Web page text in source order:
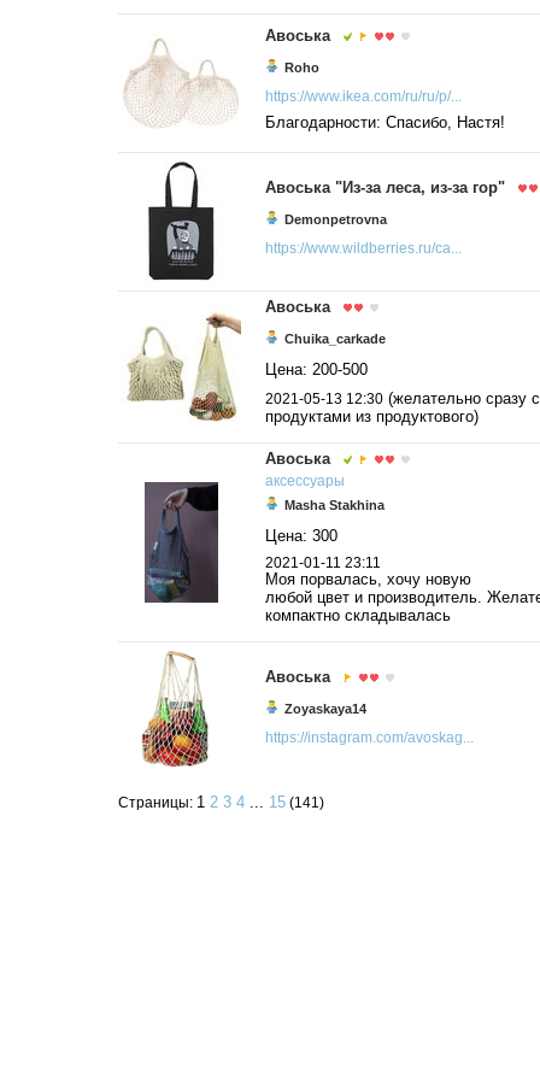
Авоська
Roho
https://www.ikea.com/ru/ru/p/...
Благодарности: Спасибо, Настя!
Авоська "Из-за леса, из-за гор"
Demonpetrovna
https://www.wildberries.ru/ca...
Авоська
Chuika_carkade
Цена: 200-500
2021-05-13 12:30 (желательно сразу с
продуктами из продуктового)
Авоська
аксессуары
Masha Stakhina
Цена: 300
2021-01-11 23:11
Моя порвалась, хочу новую
любой цвет и производитель.
компактно складывалась
Авоська
Zoyaskaya14
https://instagram.com/avoskag...
Страницы: 1 2 3 4 ... 15 (141)